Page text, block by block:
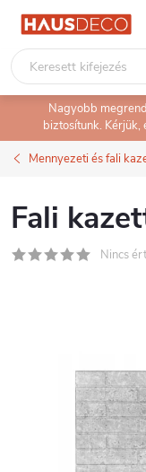
Ugrás
tartalomhoz
Nagyobb
biztosítunk. Kérjük,
Mennyezeti és fali
Fali
Nincs